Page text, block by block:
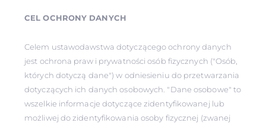
CEL OCHRONY DANYCH
Celem ustawodawstwa dotyczącego ochrony danych
jest ochrona praw i prywatności osób fizycznych ("Osób,
których dotyczą dane") w odniesieniu do przetwarzania
dotyczących ich danych osobowych. "Dane osobowe" to
wszelkie informacje dotyczące zidentyfikowanej lub
możliwej do zidentyfikowania osoby fizycznej (zwanej